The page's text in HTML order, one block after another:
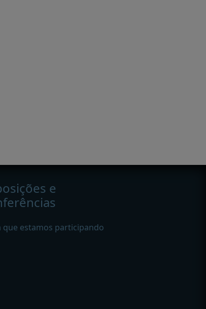
e
que estamos participando